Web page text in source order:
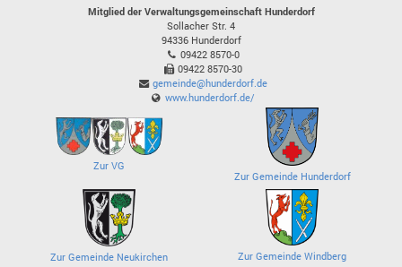
Mitglied der Verwaltungsgemeinschaft Hunderdorf
Sollacher Str. 4
94336 Hunderdorf
09422 8570-0
09422 8570-30
gemeinde@hunderdorf.de
www.hunderdorf.de/
Zur VG
Zur Gemeinde Hunderdorf
Zur Gemeinde Neukirchen Zur Gemeinde Windberg